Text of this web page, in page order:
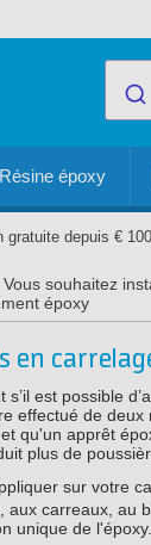
Résine époxy
gratuite depuis €
Vous souhaitez
époxy
en
est possible
effectué de
qu'un apprêt
plus de
sur votre
aux carreaux, au
unique de l'époxy.